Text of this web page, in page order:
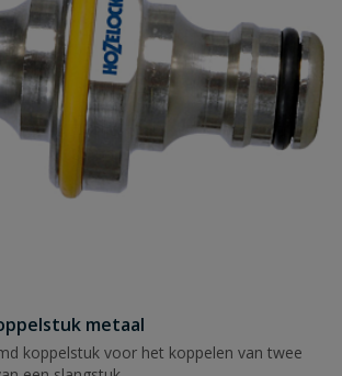
metaal
koppelstuk voor het koppelen van twee